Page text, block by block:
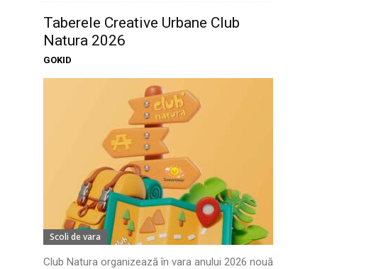
Taberele Creative Urbane Club
Natura 2026
GOKID
Scoli de vara
Club Natura organizează în vara anului 2026 nouă